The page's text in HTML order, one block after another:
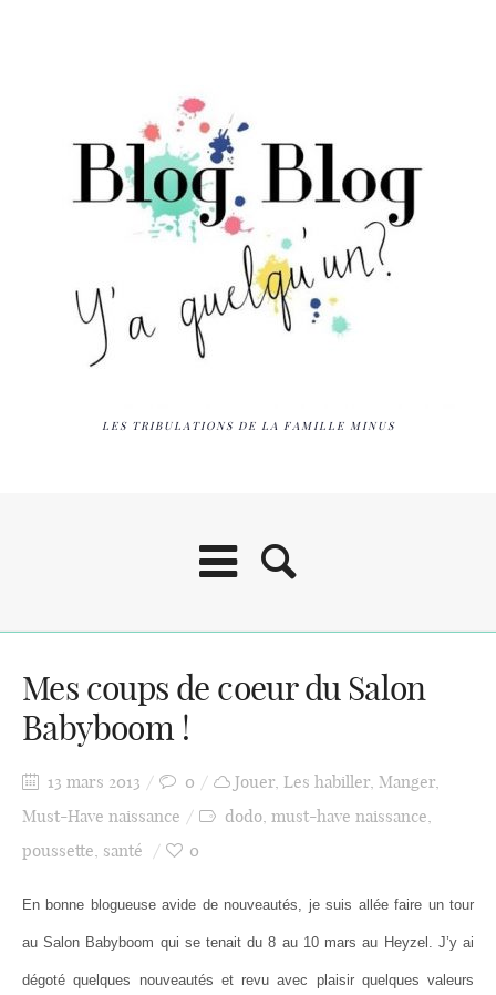
LES TRIBULATIONS DE LA FAMILLE MINUS
Mes coups de coeur du Salon
Babyboom !
13 mars 2013 0 Jouer, Les habiller, Manger,
Must-Have naissance
dodo, must-have naissance,
poussette, santé 0
En bonne blogueuse avide de nouveautés, je suis allée faire un tour
au Salon Babyboom qui se tenait du 8 au 10 mars au Heyzel. J’y ai
dégoté quelques nouveautés et revu avec plaisir quelques valeurs